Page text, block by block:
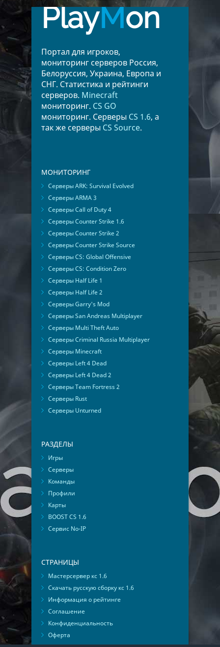
PlayMon
Портал для игроков,
мониторинг серверов Россия,
Белоруссия, Украина, Европа и
СНГ. Статистика и рейтинги
серверов. Minecraft
мониторинг. CS GO
мониторинг. Серверы CS 1.6, а
так же серверы CS Source.
МОНИТОРИНГ
Серверы ARK: Survival Evolved
Серверы ARMA 3
Серверы Call of Duty 4
Серверы Counter Strike 1.6
Серверы Counter Strike 2
Серверы Counter Strike Source
Серверы CS: Global Offensive
Серверы CS: Condition Zero
Серверы Half Life 1
Серверы Half Life 2
Серверы Garry's Mod
Серверы San Andreas Multiplayer
Серверы Multi Theft Auto
Серверы Criminal Russia Multiplayer
Серверы Minecraft
Серверы Left 4 Dead
Серверы Left 4 Dead 2
Серверы Team Fortress 2
Серверы Rust
Серверы Unturned
РАЗДЕЛЫ
Игры
Серверы
Команды
Профили
Карты
BOOST CS 1.6
Сервис No-IP
СТРАНИЦЫ
Мастерсервер кс 1.6
Скачать русскую сборку кс 1.6
Информация о рейтинге
Соглашение
Конфиденциальность
Оферта